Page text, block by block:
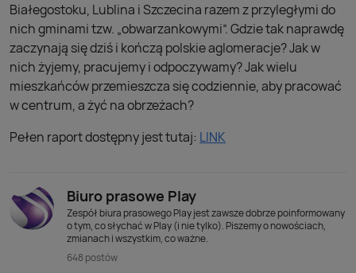
Białegostoku, Lublina i Szczecina razem z przyległymi do
nich gminami tzw. „obwarzankowymi”. Gdzie tak naprawdę
zaczynają się dziś i kończą polskie aglomeracje? Jak w
nich żyjemy, pracujemy i odpoczywamy? Jak wielu
mieszkańców przemieszcza się codziennie, aby pracować
w centrum, a żyć na obrzeżach?
Pełen raport dostępny jest tutaj: LINK
Biuro prasowe Play
Zespół biura prasowego Play jest zawsze dobrze poinformowany
o tym, co słychać w Play (i nie tylko). Piszemy o nowościach,
zmianach i wszystkim, co ważne.
648 postów